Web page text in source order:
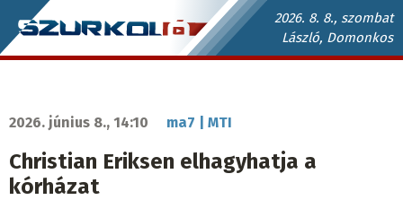
Ugrás
a
2026. 8. 8., szombat
László, Domonkos
Szurkoló.sk
2026. június 8., 14:10 ma7 | MTI
Christian Eriksen elhagyhatja a
kórházat